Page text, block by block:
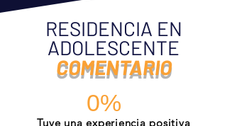
RESIDENCIA EN
ADOLESCENTE
COMENTARIO
0%
Tuve una experiencia positiva